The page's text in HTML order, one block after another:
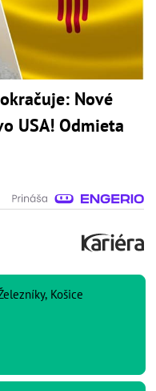
Nové
USA! Odmieta
Košice